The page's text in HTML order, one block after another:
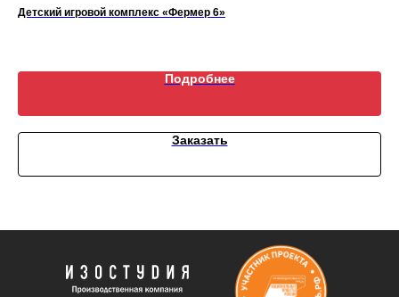
Детский игровой комплекс «Фермер 6»
Подробнее
Заказать